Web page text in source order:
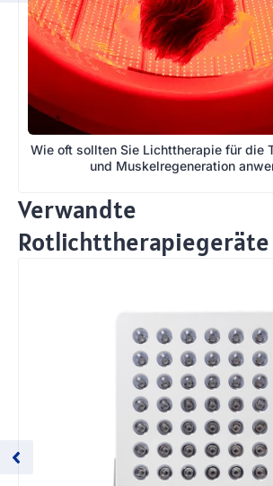
Wie oft sollten Sie Lichttherapie für die
und Muskelregeneration
Verwandte
Rotlichttherapiegeräte